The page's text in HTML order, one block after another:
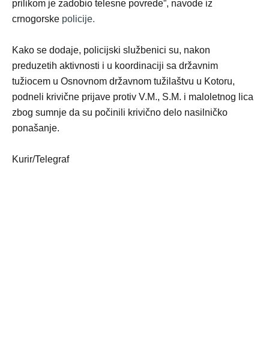
prilikom je zadobio telesne povrede”, navode iz
crnogorske policije.
Kako se dodaje, policijski službenici su, nakon
preduzetih aktivnosti i u koordinaciji sa državnim
tužiocem u Osnovnom državnom tužilaštvu u Kotoru,
podneli krivične prijave protiv V.M., S.M. i maloletnog lica
zbog sumnje da su počinili krivično delo nasilničko
ponašanje.
Kurir/Telegraf